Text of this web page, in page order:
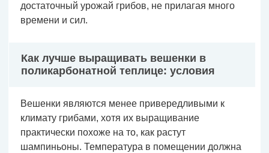
достаточный урожай грибов, не прилагая много
времени и сил.
Как лучше выращивать вешенки в
поликарбонатной теплице: условия
Вешенки являются менее привередливыми к
климату грибами, хотя их выращивание
практически похоже на то, как растут
шампиньоны. Температура в помещении должна